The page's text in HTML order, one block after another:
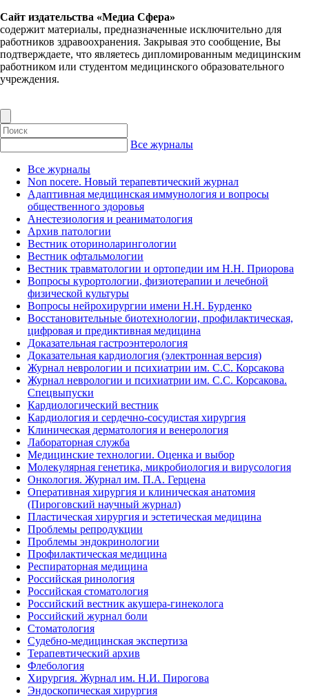
Сайт издательства «Медиа Сфера»
содержит материалы, предназначенные исключительно для
работников здравоохранения. Закрывая это сообщение, Вы
подтверждаете, что являетесь дипломированным медицинским
работником или студентом медицинского образовательного
учреждения.
Все журналы
Все журналы
Non nocere. Новый терапевтический журнал
Адаптивная медицинская иммунология и вопросы
общественного здоровья
Анестезиология и реаниматология
Архив патологии
Вестник оториноларингологии
Вестник офтальмологии
Вестник травматологии и ортопедии им Н.Н. Приорова
Вопросы курортологии, физиотерапии и лечебной
физической культуры
Вопросы нейрохирургии имени Н.Н. Бурденко
Восстановительные биотехнологии, профилактическая,
цифровая и предиктивная медицина
Доказательная гастроэнтерология
Доказательная кардиология (электронная версия)
Журнал неврологии и психиатрии им. С.С. Корсакова
Журнал неврологии и психиатрии им. С.С. Корсакова.
Спецвыпуски
Кардиологический вестник
Кардиология и сердечно-сосудистая хирургия
Клиническая дерматология и венерология
Лабораторная служба
Медицинские технологии. Оценка и выбор
Молекулярная генетика, микробиология и вирусология
Онкология. Журнал им. П.А. Герцена
Оперативная хирургия и клиническая анатомия
(Пироговский научный журнал)
Пластическая хирургия и эстетическая медицина
Проблемы репродукции
Проблемы эндокринологии
Профилактическая медицина
Респираторная медицина
Российская ринология
Российская стоматология
Российский вестник акушера-гинеколога
Российский журнал боли
Стоматология
Судебно-медицинская экспертиза
Терапевтический архив
Флебология
Хирургия. Журнал им. Н.И. Пирогова
Эндоскопическая хирургия